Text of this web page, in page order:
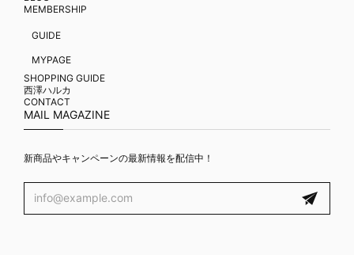
MEMBERSHIP
GUIDE
MYPAGE
SHOPPING GUIDE
西澤ハルカ
CONTACT
MAIL MAGAZINE
新商品やキャンペーンの最新情報を配信中！